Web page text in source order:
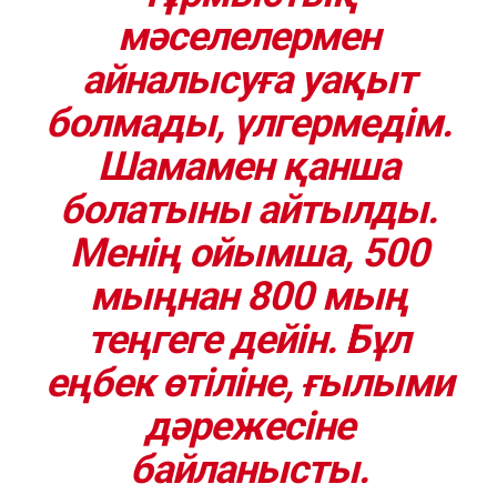
мәселелермен
айналысуға уақыт
болмады, үлгермедім.
Шамамен қанша
болатыны айтылды.
Менің ойымша, 500
мыңнан 800 мың
теңгегедейін. Бұл
еңбек өтіліне, ғылыми
дәрежесіне
байланысты.